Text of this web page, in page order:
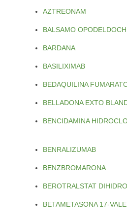
AZTREONAM
BALSAMO OPODELDOCH
BARDANA
BASILIXIMAB
BEDAQUILINA
BELLADONA EXTO
BENCIDAMINA
BENRALIZUMAB
BENZBROMARONA
BEROTRALSTAT
BETAMETASONA 17-